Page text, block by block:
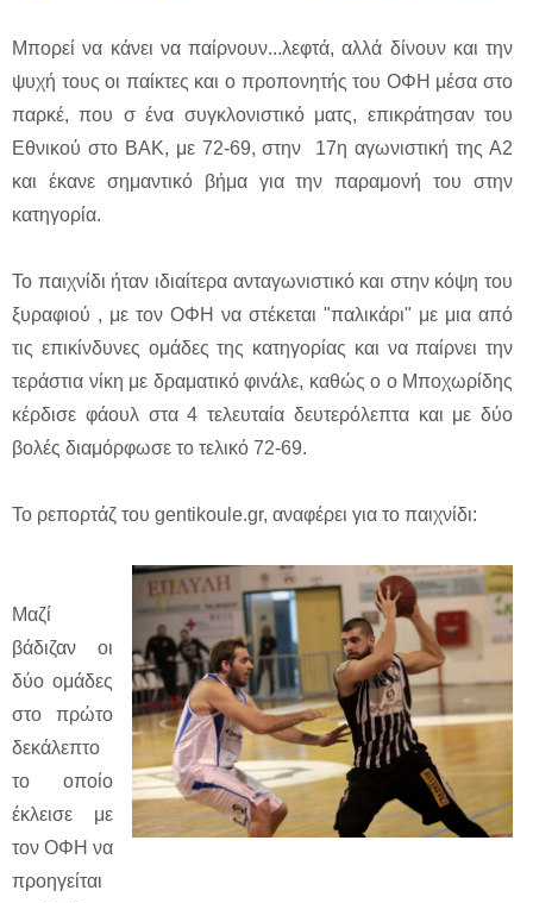
Μπορεί να κάνει να παίρνουν...λεφτά, αλλά δίνουν και την
ψυχή τους οι παίκτες και ο προπονητής του ΟΦΗ μέσα στο
παρκέ, που σ ένα συγκλονιστικό ματς, επικράτησαν του
Εθνικού στο ΒΑΚ, με 72-69, στην 17η αγωνιστική της Α2
και έκανε σημαντικό βήμα για την παραμονή του στην
κατηγορία.
Το παιχνίδι ήταν ιδιαίτερα ανταγωνιστικό και στην κόψη του
ξυραφιού , με τον ΟΦΗ να στέκεται "παλικάρι" με μια από
τις επικίνδυνες ομάδες της κατηγορίας και να παίρνει την
τεράστια νίκη με δραματικό φινάλε, καθώς ο ο Μποχωρίδης
κέρδισε φάουλ στα 4 τελευταία δευτερόλεπτα και με δύο
βολές διαμόρφωσε το τελικό 72-69.
Το ρεπορτάζ του gentikoule.gr, αναφέρει για το παιχνίδι:
Μαζί
βάδιζαν οι
δύο ομάδες
στο πρώτο
δεκάλεπτο
το οποίο
έκλεισε με
τον ΟΦΗ να
προηγείται